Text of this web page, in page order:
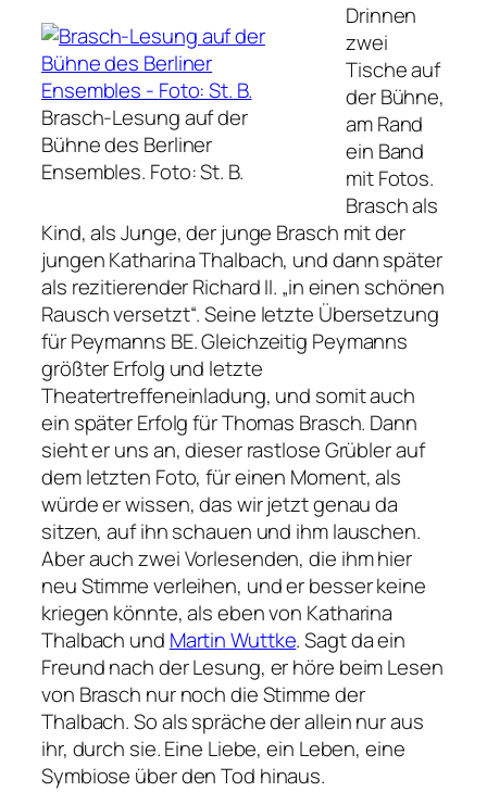
Brasch-Lesung auf der
Bühne des Berliner
Ensembles. Foto: St. B.
Drinnen
zwei
Tische auf
der Bühne,
am Rand
ein Band
mit Fotos.
Brasch als
Kind, als Junge, der junge Brasch mit der
jungen Katharina Thalbach, und dann später
als rezitierender Richard II. „in einen schönen
Rausch versetzt“. Seine letzte Übersetzung
für Peymanns BE. Gleichzeitig Peymanns
größter Erfolg und letzte
Theatertreffeneinladung, und somit auch
ein später Erfolg für Thomas Brasch. Dann
sieht er uns an, dieser rastlose Grübler auf
dem letzten Foto, für einen Moment, als
würde er wissen, das wir jetzt genau da
sitzen, auf ihn schauen und ihm lauschen.
Aber auch zwei Vorlesenden, die ihm hier
neu Stimme verleihen, und er besser keine
kriegen könnte, als eben von Katharina
Thalbach und Martin Wuttke. Sagt da ein
Freund nach der Lesung, er höre beim Lesen
von Brasch nur noch die Stimme der
Thalbach. So als spräche der allein nur aus
ihr, durch sie. Eine Liebe, ein Leben, eine
Symbiose über den Tod hinaus.